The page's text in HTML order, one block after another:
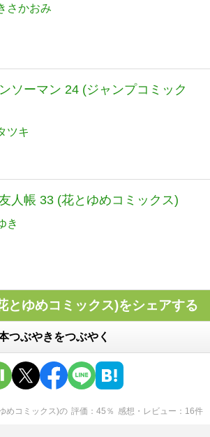
さかおみ
ソーマン 24 (ジャンプコミック
ツキ
人帳 33 (花とゆめコミックス)
き
とゆめコミックス)をシェアする
つぶやきをつぶやく
めコミックス)の 評価 45 ％ 感想・レビュー 16件